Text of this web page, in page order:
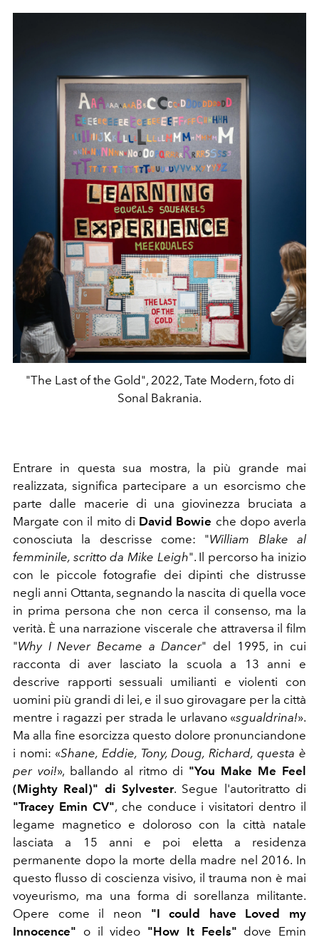
"The Last of the Gold", 2022, Tate Modern, foto di
Sonal Bakrania.
Entrare in questa sua mostra, la più grande mai
realizzata, significa partecipare a un esorcismo che
parte dalle macerie di una giovinezza bruciata a
Margate con il mito di David Bowie che dopo averla
conosciuta la descrisse come: "William Blake al
femminile, scritto da Mike Leigh". Il percorso ha inizio
con le piccole fotografie dei dipinti che distrusse
negli anni Ottanta, segnando la nascita di quella voce
in prima persona che non cerca il consenso, ma la
verità. È una narrazione viscerale che attraversa il film
"Why I Never Became a Dancer" del 1995, in cui
racconta di aver lasciato la scuola a 13 anni e
descrive rapporti sessuali umilianti e violenti con
uomini più grandi di lei, e il suo girovagare per la città
mentre i ragazzi per strada le urlavano «sgualdrina!».
Ma alla fine esorcizza questo dolore pronunciandone
i nomi: «Shane, Eddie, Tony, Doug, Richard, questa è
per voi!», ballando al ritmo di "You Make Me Feel
(Mighty Real)" di Sylvester. Segue l'autoritratto di
"Tracey Emin CV", che conduce i visitatori dentro il
legame magnetico e doloroso con la città natale
lasciata a 15 anni e poi eletta a residenza
permanente dopo la morte della madre nel 2016. In
questo flusso di coscienza visivo, il trauma non è mai
voyeurismo, ma una forma di sorellanza militante.
Opere come il neon "I could have Loved my
Innocence" o il video "How It Feels" dove Emin